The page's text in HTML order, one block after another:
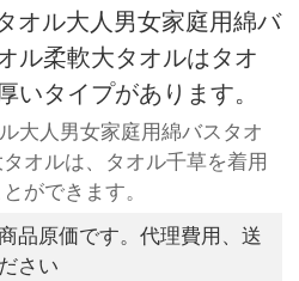
オル大人男女家庭用綿バ
ル柔軟大タオルはタオ
いタイプがあります。
大人男女家庭用綿バスタオ
オルは、タオル千草を着用
ができます。
品原価です。代理費用、送
さい